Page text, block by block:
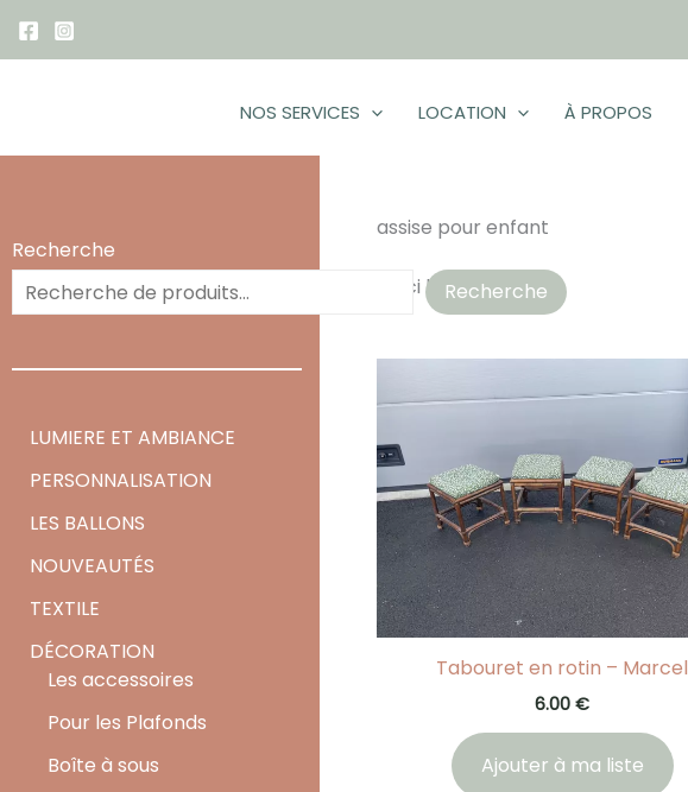
au
NOS SERVICES LOCATION À PROPOS
Recherche
Recherche
LUMIERE ET AMBIANCE
PERSONNALISATION
LES BALLONS
NOUVEAUTÉS
TEXTILE
DÉCORATION
Les accessoires
Pour les Plafonds
Boîte à sous
assise pour enfant
Voici le seul résultat
Tabouret en rotin – Marcel
6.00€
Ajouter à ma liste